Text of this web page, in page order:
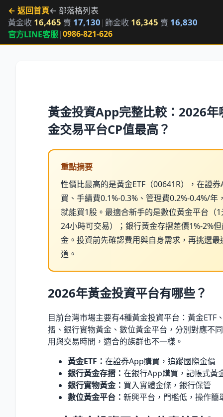
← 返回首頁← 部落格列表
黃金收 16,465 賣 17,130 |飾金收 16,345 賣 16,830
官方LINE客服|0986-821-626
黃金投資App完整比較：2026年
金交易平台CP值最高？
重點摘要
性價比最高的是黃金ETF（00641R），在證
買、手續費0.1%-0.3%、管理費0.2%-0.4%/年
就能買1股。最適合新手的是數位黃金平台（
24小時可交易）；銀行黃金存摺差價1%-2%
金。投資前先確認費用與自身需求，再挑選最
道。
2026年黃金投資平台有哪些？
目前台灣市場主要有4種黃金投資平台：黃金ETF
摺、銀行實物黃金、數位黃金平台，分別對應不
用與交易時間，適合的族群也不一樣。
黃金ETF： 在證券App購買，追蹤國際金價
銀行黃金存摺： 在銀行App購買，記帳式黃
銀行實物黃金： 買入實體金條，銀行保管
數位黃金平台： 新興平台，門檻低，操作簡